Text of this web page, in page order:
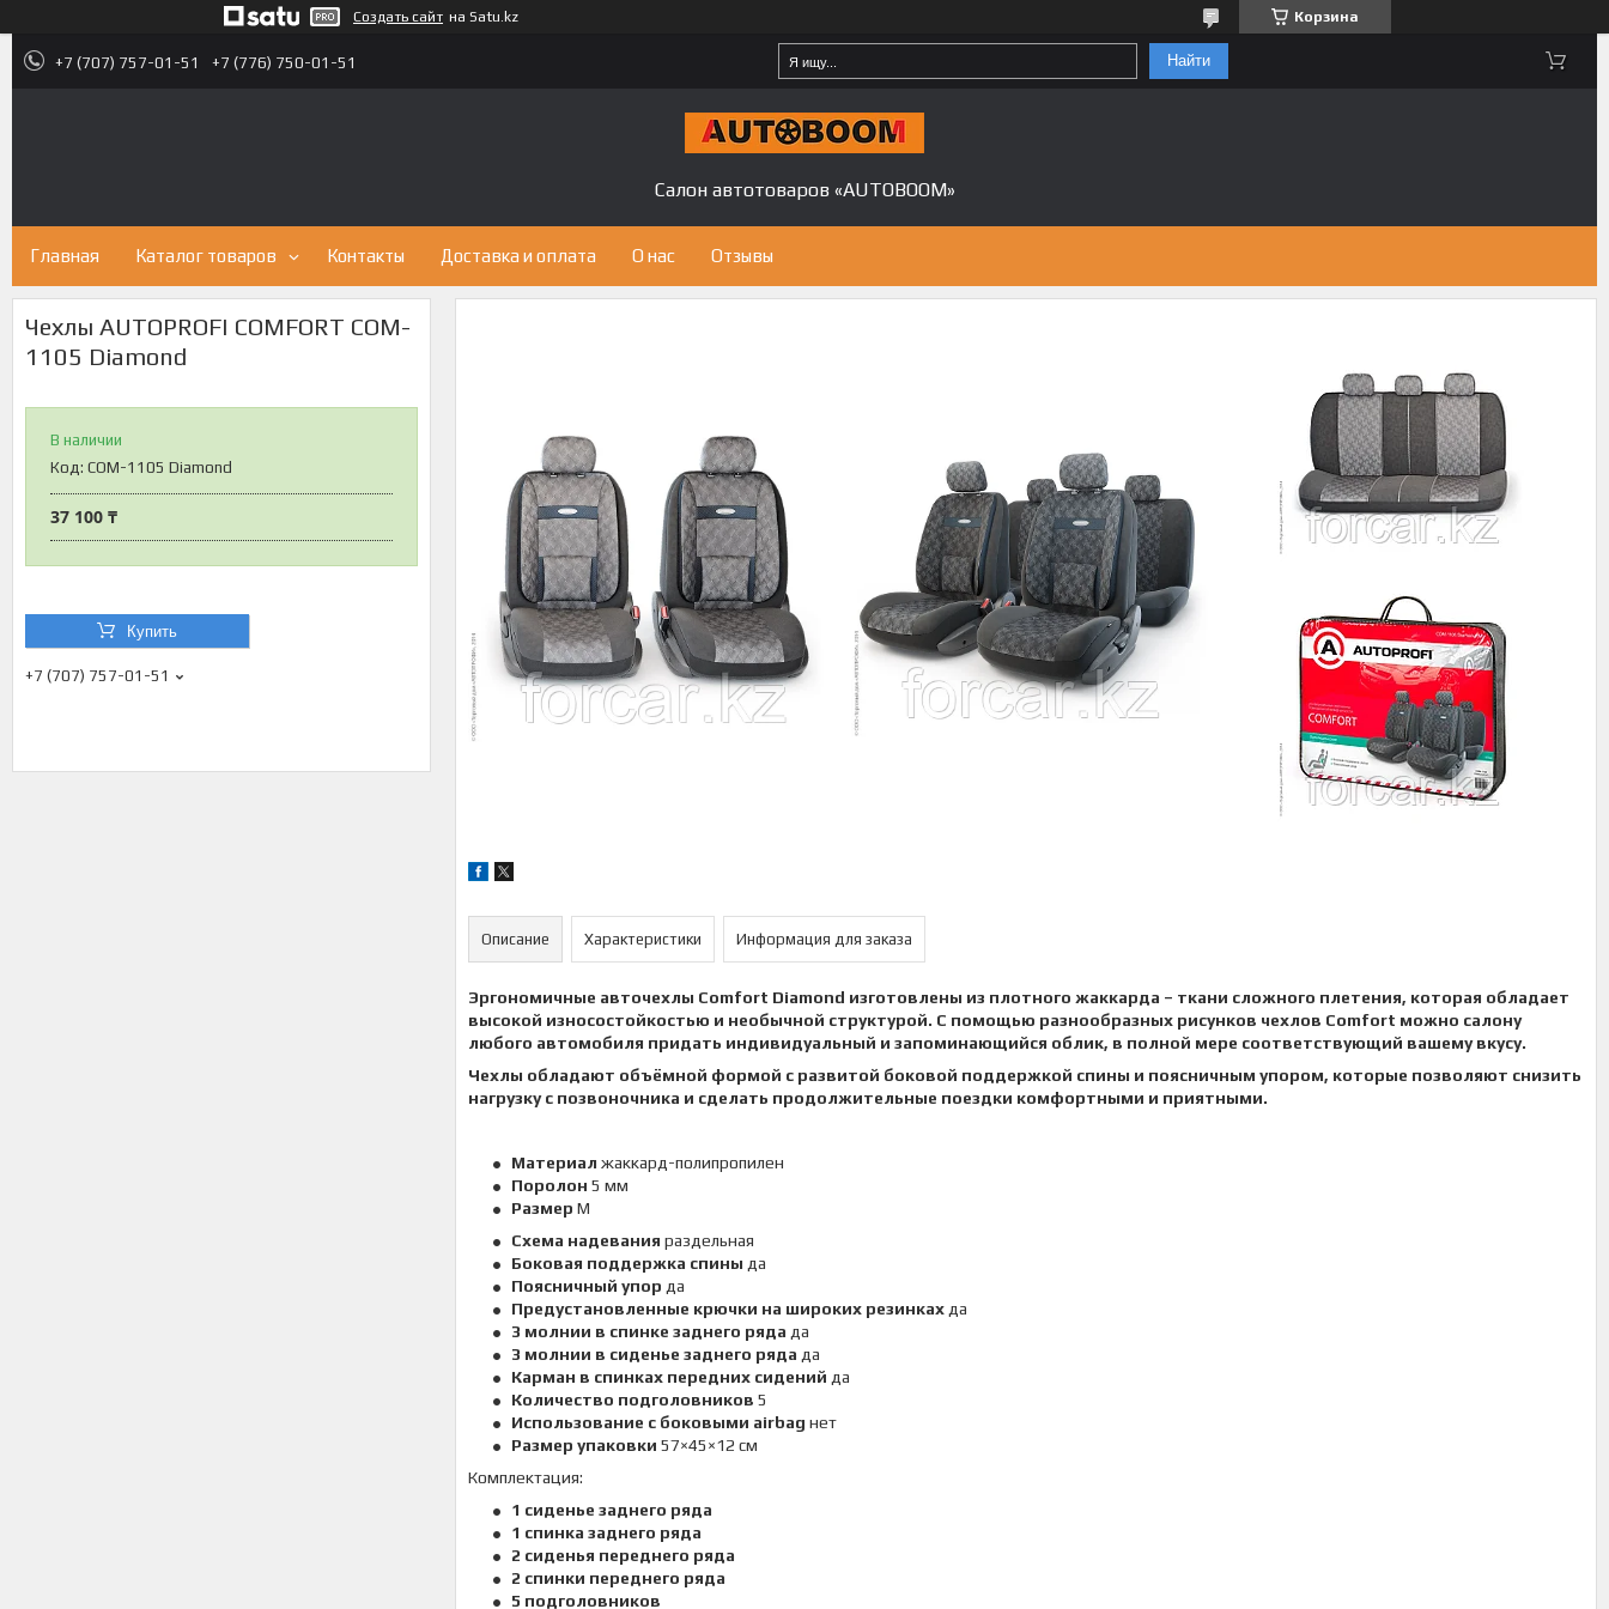
Создать сайт на Satu.kz Корзина
+7 (707) 757-01-51 +7 (776) 750-01-51 Найти
Салон автотоваров «AUTOBOOM»
Главная Каталог товаров Контакты Доставка и оплата О нас Отзывы
Чехлы AUTOPROFI COMFORT COM-
1105 Diamond
В наличии
Код: COM-1105 Diamond
37 100 ₸
Купить
+7 (707) 757-01-51
Описание Характеристики Информация для заказа
Эргономичные авточехлы Comfort Diamond изготовлены из плотного жаккарда – ткани сложного плетения, которая обладает
высокой износостойкостью и необычной структурой. С помощью разнообразных рисунков чехлов Comfort можно салону
любого автомобиля придать индивидуальный и запоминающийся облик, в полной мере соответствующий вашему вкусу.
Чехлы обладают объёмной формой с развитой боковой поддержкой спины и поясничным упором, которые позволяют снизить
нагрузку с позвоночника и сделать продолжительные поездки комфортными и приятными.
Материал жаккард-полипропилен
Поролон 5 мм
Размер M
Схема надевания раздельная
Боковая поддержка спины да
Поясничный упор да
Предустановленные крючки на широких резинках да
3 молнии в спинке заднего ряда да
3 молнии в сиденье заднего ряда да
Карман в спинках передних сидений да
Количество подголовников 5
Использование с боковыми airbag нет
Размер упаковки 57×45×12 см
Комплектация:
1 сиденье заднего ряда
1 спинка заднего ряда
2 сиденья переднего ряда
2 спинки переднего ряда
5 подголовников